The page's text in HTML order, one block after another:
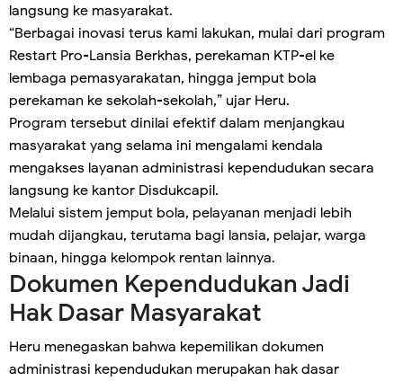
langsung ke masyarakat.
“Berbagai inovasi terus kami lakukan, mulai dari program
Restart Pro-Lansia Berkhas, perekaman KTP-el ke
lembaga pemasyarakatan, hingga jemput bola
perekaman ke sekolah-sekolah,” ujar Heru.
Program tersebut dinilai efektif dalam menjangkau
masyarakat yang selama ini mengalami kendala
mengakses layanan administrasi kependudukan secara
langsung ke kantor Disdukcapil.
Melalui sistem jemput bola, pelayanan menjadi lebih
mudah dijangkau, terutama bagi lansia, pelajar, warga
binaan, hingga kelompok rentan lainnya.
Dokumen Kependudukan Jadi
Hak Dasar Masyarakat
Heru menegaskan bahwa kepemilikan dokumen
administrasi kependudukan merupakan hak dasar